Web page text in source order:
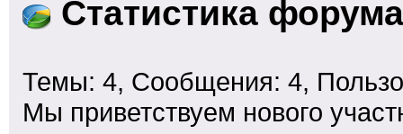
Статистика форума
Темы: 4, Сообщения: 4,
Мы приветствуем нового